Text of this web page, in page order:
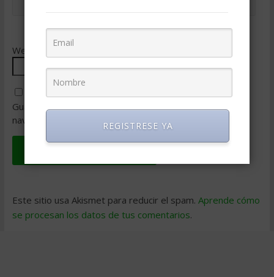
Web
Guarda mi nombre, correo electrónico y web en este
navegador para la próxima vez que comente.
Este sitio usa Akismet para reducir el spam. Aprende cómo
se procesan los datos de tus comentarios.
REGISTRESE YA